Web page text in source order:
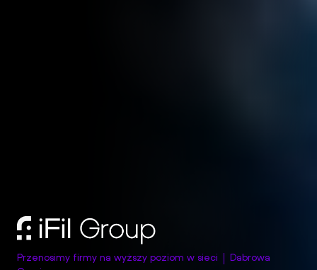
Przenosimy firmy na wyższy poziom w sieci
Dabrowa